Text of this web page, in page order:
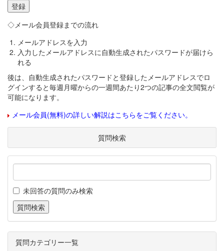
◇メール会員登録までの流れ
メールアドレスを入力
入力したメールアドレスに自動生成されたパスワードが届けら
れる
後は、自動生成されたパスワードと登録したメールアドレスでロ
グインすると毎週月曜からの一週間あたり2つの記事の全文閲覧が
可能になります。
メール会員(無料)の詳しい解説はこちらをご覧ください。
質問検索
未回答の質問のみ検索
質問カテゴリー一覧